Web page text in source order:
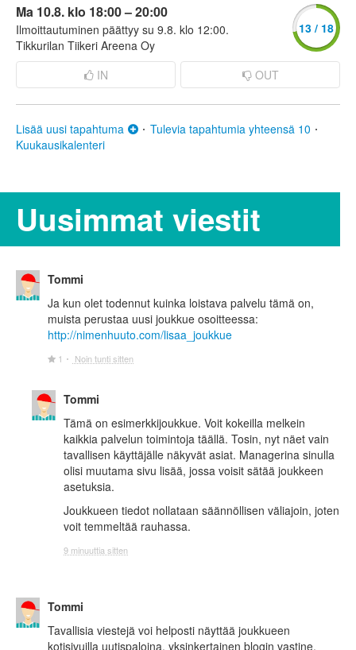
13 / 18
Ma 10.8. klo 18:00 – 20:00
Ilmoittautuminen päättyy su 9.8. klo 12:00.
Tikkurilan Tiikeri Areena Oy
IN
OUT
Lisää uusi tapahtuma
Tulevia tapahtumia yhteensä 10
Kuukausikalenteri
Uusimmat viestit
Tommi
Ja kun olet todennut kuinka loistava palvelu tämä on,
muista perustaa uusi joukkue osoitteessa:
http://nimenhuuto.com/lisaa_joukkue
1 Noin tunti sitten
Tommi
Tämä on esimerkkijoukkue. Voit kokeilla melkein
kaikkia palvelun toimintoja täällä. Tosin, nyt näet vain
tavallisen käyttäjälle näkyvät asiat. Managerina sinulla
olisi muutama sivu lisää, jossa voisit sätää joukkeen
asetuksia.
Joukkueen tiedot nollataan säännöllisen väliajoin, joten
voit temmeltää rauhassa.
9 minuuttia sitten
Tommi
Tavallisia viestejä voi helposti näyttää joukkueen
kotisivuilla uutispaloina, yksinkertainen blogin vastine.